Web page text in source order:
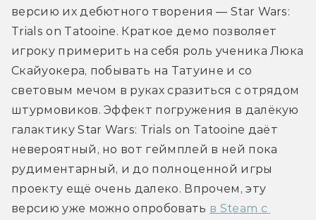
версию их дебютного творения — Star Wars:
Trials on Tatooine. Краткое демо позволяет
игроку примерить на себя роль ученика Люка
Скайуокера, побывать на Татуине и со
световым мечом в руках сразиться с отрядом
штурмовиков. Эффект погружения в далёкую
галактику Star Wars: Trials on Tatooine даёт
невероятный, но вот геймплей в ней пока
рудиментарный, и до полноценной игры
проекту ещё очень далеко. Впрочем, эту
версию уже можно опробовать в Steam с